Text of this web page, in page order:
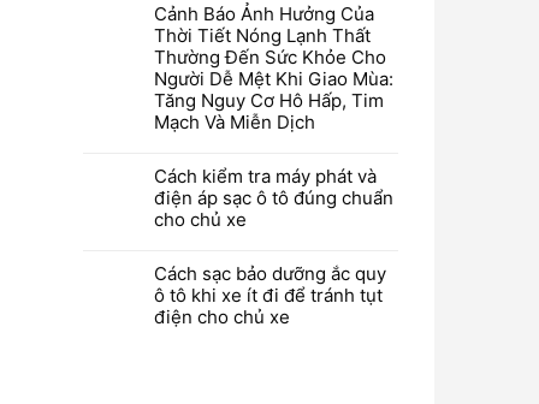
Cảnh Báo Ảnh Hưởng Của
Thời Tiết Nóng Lạnh Thất
Thường Đến Sức Khỏe Cho
Người Dễ Mệt Khi Giao Mùa:
Tăng Nguy Cơ Hô Hấp, Tim
Mạch Và Miễn Dịch
Cách kiểm tra máy phát và
điện áp sạc ô tô đúng chuẩn
cho chủ xe
Cách sạc bảo dưỡng ắc quy
ô tô khi xe ít đi để tránh tụt
điện cho chủ xe